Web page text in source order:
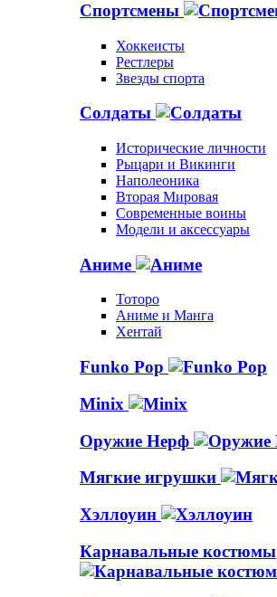
Спортсмены
Хоккеисты
Рестлеры
Звезды спорта
Солдаты
Исторические личности
Рыцари и Викинги
Наполеоника
Вторая Мировая
Современные воины
Модели и аксессуары
Аниме
Тоторо
Аниме и Манга
Хентай
Funko Pop
Minix
Оружие Нерф
Мягкие игрушки
Хэллоуин
Карнавальные костюмы